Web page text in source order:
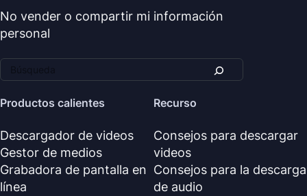
No vender o compartir mi información
personal
Productos calientes
Descargador de videos
Gestor de medios
Grabadora de pantalla en
línea
Recurso
Consejos para descargar
videos
Consejos para la descarga
de audio